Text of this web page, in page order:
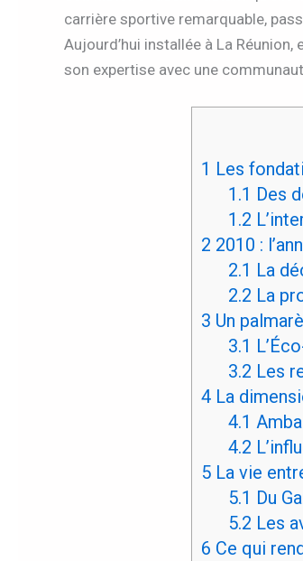
carrière sportive remarquable,
Aujourd’hui installée à La
son expertise avec une
1 Les
1.1 Des
1.2
2 2010 :
2.1 La
2.2 La
3 Un
3.1
3.2 Les
4La
4.1
4.2
5La vie
5.1 Du
5.2 Les
6 Ce qui